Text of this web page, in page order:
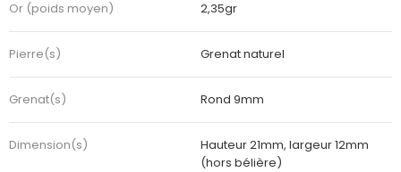
Or (poids moyen) 2,35gr
Pierre(s) Grenat naturel
Grenat(s) Rond 9mm
Dimension(s)
Hauteur 21mm, largeur 12mm
(hors bélière)